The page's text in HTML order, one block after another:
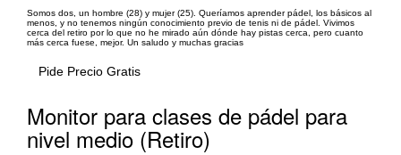
Somos dos, un hombre (28) y mujer (25). Queríamos aprender pádel, los básicos al
menos, y no tenemos ningún conocimiento previo de tenis ni de pádel. Vivimos
cerca del retiro por lo que no he mirado aún dónde hay pistas cerca, pero cuanto
más cerca fuese, mejor. Un saludo y muchas gracias
Pide Precio Gratis
Monitor para clases de pádel para
nivel medio (Retiro)